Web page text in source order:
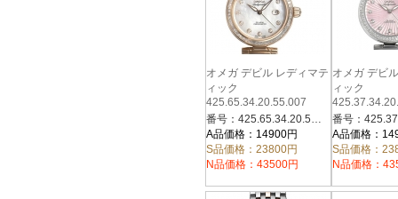
オメガ デビル レディマテ
ィック
425.65.34.20.55.007
番号：425.65.34.20.55.007
A品価格：14900円
S品価格：23800円
N品価格：43500円
オメガ デビ
ィック
A品価格：
S品価格：
N品価格：